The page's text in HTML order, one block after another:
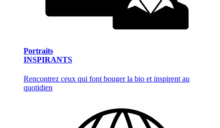
Portraits
INSPIRANTS
Rencontrez ceux qui font bouger la bio et inspirent au
quotidien